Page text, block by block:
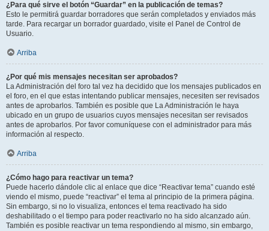
¿Para qué sirve el botón “Guardar” en la publicación de temas?
Esto le permitirá guardar borradores que serán completados y enviados más
tarde. Para recargar un borrador guardado, visite el Panel de Control de
Usuario.
Arriba
¿Por qué mis mensajes necesitan ser aprobados?
La Administración del foro tal vez ha decidido que los mensajes publicados en
el foro, en el que estas intentando publicar mensajes, necesiten ser revisados
antes de aprobarlos. También es posible que La Administración le haya
ubicado en un grupo de usuarios cuyos mensajes necesitan ser revisados
antes de aprobarlos. Por favor comuníquese con el administrador para más
información al respecto.
Arriba
¿Cómo hago para reactivar un tema?
Puede hacerlo dándole clic al enlace que dice “Reactivar tema” cuando esté
viendo el mismo, puede “reactivar” el tema al principio de la primera página.
Sin embargo, si no lo visualiza, entonces el tema reactivado ha sido
deshabilitado o el tiempo para poder reactivarlo no ha sido alcanzado aún.
También es posible reactivar un tema respondiendo al mismo, sin embargo,